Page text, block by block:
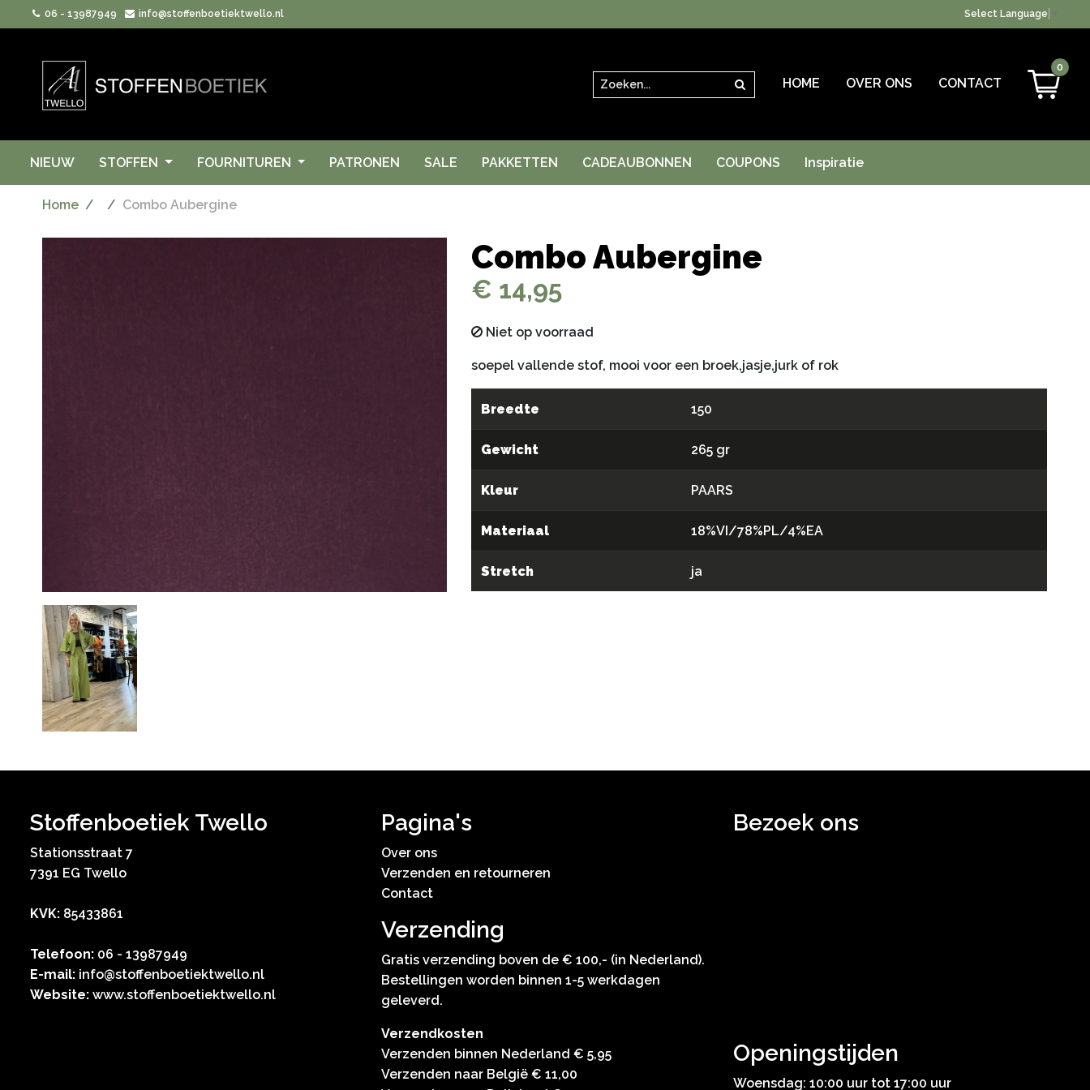
06 - 13987949 info@stoffenboetiektwello.nl Select Language
Zoeken Zoeken HOME OVER ONS CONTACT
0
NIEUW STOFFEN FOURNITUREN PATRONEN SALE PAKKETTEN CADEAUBONNEN COUPONS Inspiratie
Home Combo Aubergine
Combo Aubergine
€ 14,95
Niet op voorraad
soepel vallende stof, mooi voor een broek,jasje,jurk of rok
Breedte 150
Gewicht 265 gr
Kleur PAARS
Materiaal 18%VI/78%PL/4%EA
Stretch ja
Stoffenboetiek Twello
Stationsstraat 7
7391 EG Twello
KVK: 85433861
Telefoon: 06 - 13987949
E-mail: info@stoffenboetiektwello.nl
Website: www.stoffenboetiektwello.nl
Pagina's
Over ons
Verzenden en retourneren
Contact
Verzending
Gratis verzending boven de € 100,- (in Nederland).
Bestellingen worden binnen 1-5 werkdagen
geleverd.
Verzendkosten
Verzenden binnen Nederland € 5,95
Verzenden naar België € 11,00
Bezoek ons
Openingstijden
Woensdag: 10:00 uur tot 17:00 uur